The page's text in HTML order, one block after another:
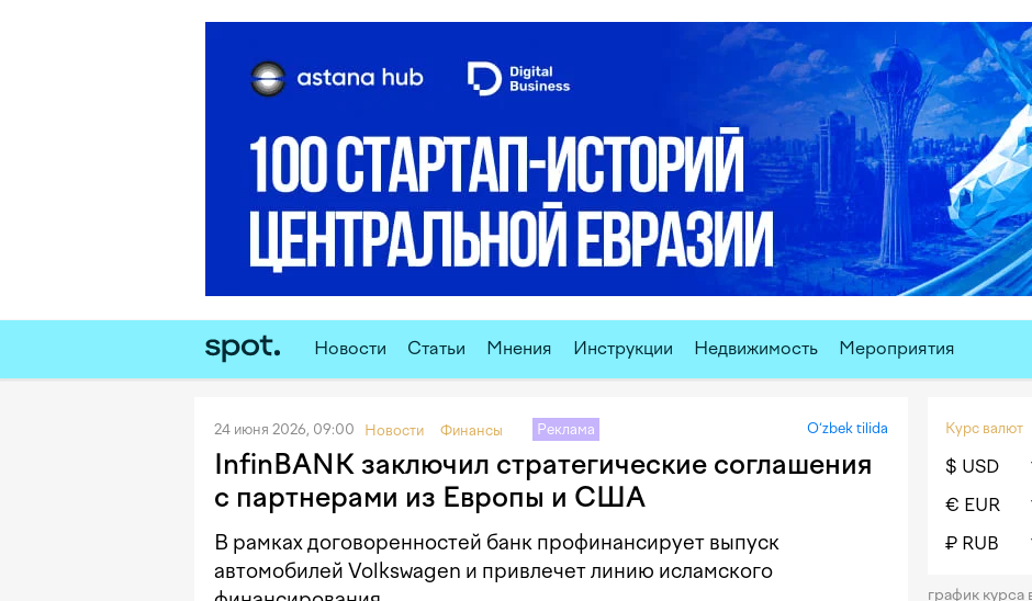
Новости Статьи Мнения Инструкции Недвижимость Мероприятия
24 июня 2026, 09:00 Новости Финансы Реклама O‘zbek tilida
InfinBANK заключил стратегические соглашения
с партнерами из Европы и США
В рамках договоренностей банк профинансирует выпуск
автомобилей Volkswagen и привлечет линию исламского
Курс валют
$ USD
€ EUR
₽ RUB
график курса